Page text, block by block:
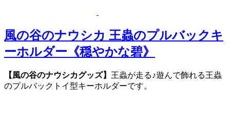
風の谷のナウシカ 王蟲のプルバックキ
ーホルダー《穏やかな碧》
【風の谷のナウシカグッズ】 王蟲が走る♪遊んで飾れる王蟲
のプルバックトイ型キーホルダーです。